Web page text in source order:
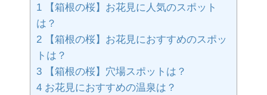
1 【箱根の桜】お花見に人気のスポット
は？
2 【箱根の桜】お花見におすすめのスポッ
トは？
3 【箱根の桜】穴場スポットは？
4 お花見におすすめの温泉は？